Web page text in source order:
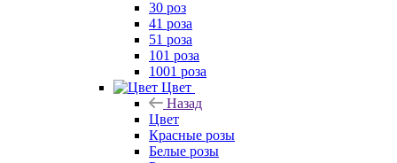
30 роз
41 роза
51 роза
101 роза
1001 роза
Цвет
Назад
Цвет
Красные розы
Белые розы